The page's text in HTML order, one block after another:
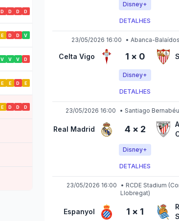
D D D D
E D D V
V V V D
E E D E
E D D D
Disney+
DETALHES
23/05/2026 16:00 •Abanca-Balaídos
Celta Vigo 1 × 0
Disney+
DETALHES
23/05/2026 16:00 • Santiago Bernabéu
Real Madrid 4 × 2
Disney+
DETALHES
23/05/2026 16:00 • RCDE Stadium
Llobregat)
Espanyol 1 × 1